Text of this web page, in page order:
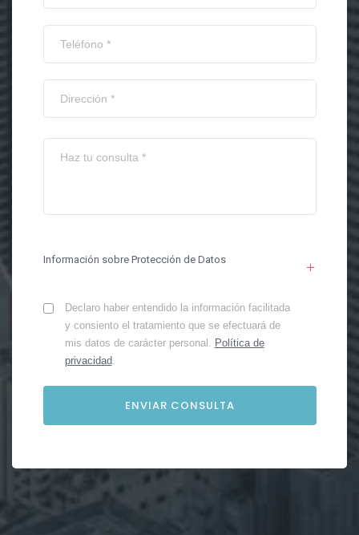
Información sobre Protección de Datos
Declaro haber entendido la información facilitada
y consiento el tratamiento que se efectuará de
mis datos de carácter personal. Política de
privacidad.